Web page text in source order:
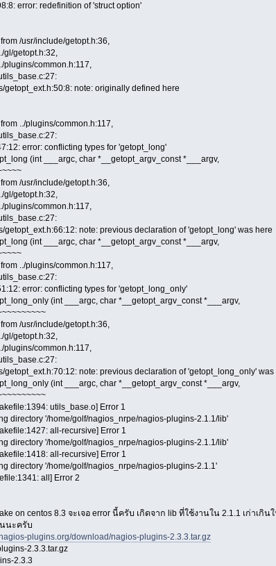
error: redefinition of 'struct option'
/usr/include/getopt.h:36,
common.h:117,
getopt_ext.h:50:8: note: originally defined here
../plugins/common.h:117,
error: conflicting types for 'getopt_long'
(int ___argc, char *__getopt_argv_const *___argv,
/usr/include/getopt.h:36,
common.h:117,
getopt_ext.h:66:12: note: previous declaration of 'getopt_long' was here
(int ___argc, char *__getopt_argv_const *___argv,
../plugins/common.h:117,
error: conflicting types for 'getopt_long_only'
(int ___argc, char *__getopt_argv_const *___argv,
/usr/include/getopt.h:36,
common.h:117,
getopt_ext.h:70:12: note: previous declaration of 'getopt_long_only' was
(int ___argc, char *__getopt_argv_const *___argv,
utils_base.o] Error 1
directory '/home/golf/nagios_nrpe/nagios-plugins-2.1.1/lib'
all-recursive] Error 1
directory '/home/golf/nagios_nrpe/nagios-plugins-2.1.1/lib'
all-recursive] Error 1
directory '/home/golf/nagios_nrpe/nagios-plugins-2.1.1'
all] Error 2
on centos 8.3 จะเจอ error นี้ครับ เกิดจาก lib ที่ใช้งานใน 2.1.1 เก่าเกิ
นะครับ
plugins.org/download/nagios-plugins-2.3.3.tar.gz
2.3.3.tar.gz
2.3.3